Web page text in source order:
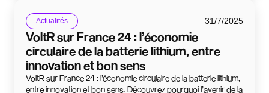
Actualités 31/7/2025
VoltR sur France 24 : l’économie
circulaire de la batterie lithium, entre
innovation et bon sens
VoltR sur France 24 : l’économie circulaire de la batterie lithium,
entre innovation et bon sens. Découvrez pourquoi l’avenir de la